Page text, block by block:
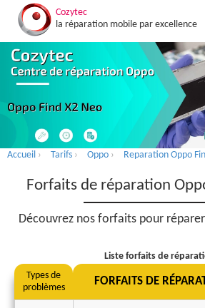
Cozytec
la réparation mobile par excellence
Accueil › Tarifs › Oppo › Reparation Oppo
Forfaits de réparation
Découvrez nos forfaits pour
Liste forfaits de
Types de
problèmes
FORFAITS DE